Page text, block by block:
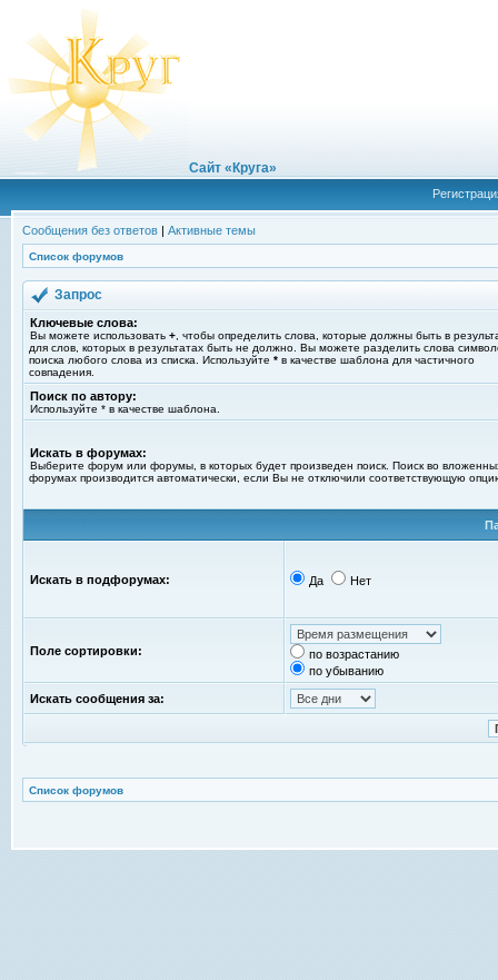
Сайт «Круга»
Сообщения без ответов | Активные темы
Список форумов
Запрос
Ключевые слова:
Вы можете использовать + , чтобы определить слова, которые должны быть в
для слов, которых в результатах быть не должно. Вы можете разделить слова
поиска любого слова из списка. Используйте * в качестве шаблона для частичного
совпадения.
Поиск по автору:
Используйте * в качестве шаблона.
Искать в форумах:
Выберите форум или форумы, в которых будет произведен поиск. Поиск во
форумах производится автоматически, если Вы не отключили соответствующую
Искать в подфорумах: Да Нет
Поле сортировки:
по возрастанию
по убыванию
Искать сообщения за:
Список форумов